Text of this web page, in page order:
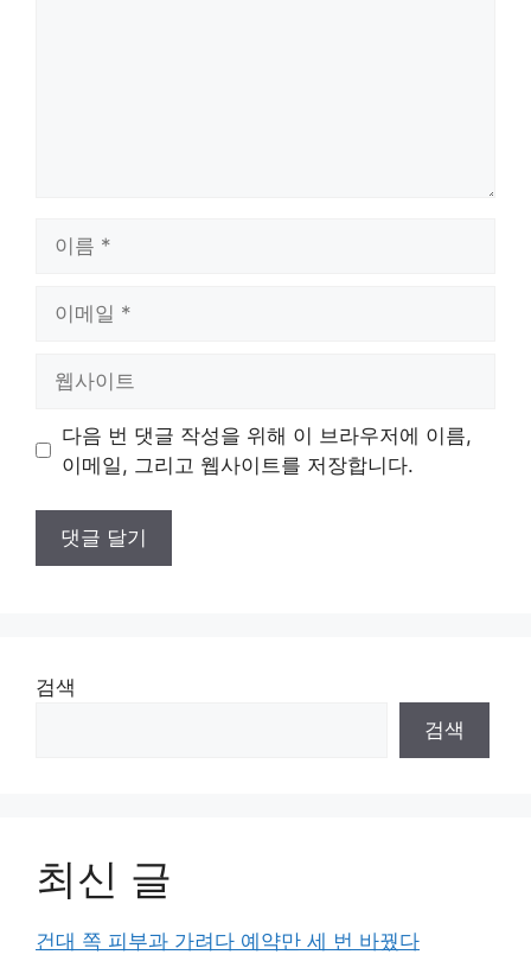
트
다음 번 댓글 작성을 위해 이 브라우저에 이름,
이메일, 그리고 웹사이트를 저장합니다.
검색
검색
최신 글
건대 쪽 피부과 가려다 예약만 세 번 바꿨다